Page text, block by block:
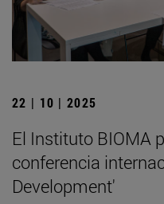
22 | 10 | 2025
El Instituto BIOMA
conferencia
Development'